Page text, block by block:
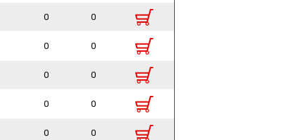
0 0
0 0
0 0
0 0
0 0